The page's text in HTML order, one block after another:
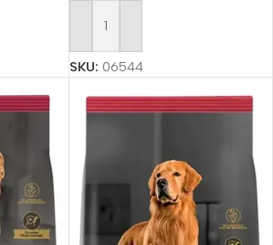
Añadir Al Carrito
SKU: 06544